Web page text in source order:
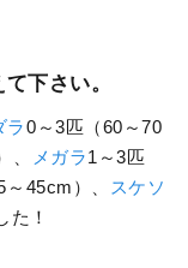
下さい。
ラ0～3匹（60～70
、 メガラ1～3匹
45cm）、
スケソ
た！